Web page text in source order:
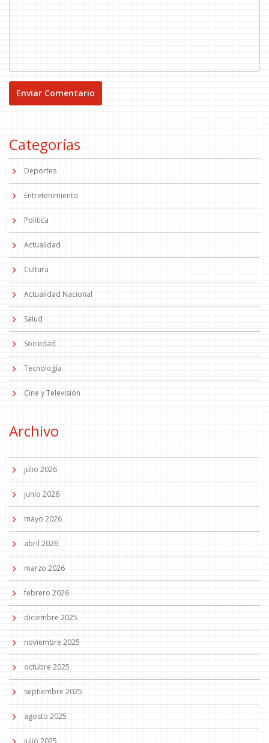
Categorías
Deportes
Entretenimiento
Política
Actualidad
Cultura
Actualidad Nacional
Salud
Sociedad
Tecnología
Cine y Televisión
Archivo
julio 2026
junio 2026
mayo 2026
abril 2026
marzo 2026
febrero 2026
diciembre 2025
noviembre 2025
octubre 2025
septiembre 2025
agosto 2025
julio 2025